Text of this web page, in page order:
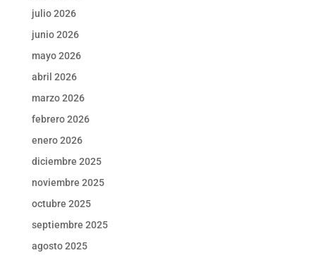
julio 2026
junio 2026
mayo 2026
abril 2026
marzo 2026
febrero 2026
enero 2026
diciembre 2025
noviembre 2025
octubre 2025
septiembre 2025
agosto 2025